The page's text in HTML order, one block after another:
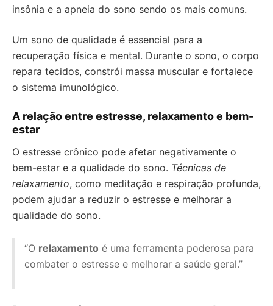
insônia e a apneia do sono sendo os mais comuns.
Um sono de qualidade é essencial para a
recuperação física e mental. Durante o sono, o corpo
repara tecidos, constrói massa muscular e fortalece
o sistema imunológico.
A relação entre estresse, relaxamento e bem-
estar
O estresse crônico pode afetar negativamente o
bem-estar e a qualidade do sono. Técnicas de
relaxamento, como meditação e respiração profunda,
podem ajudar a reduzir o estresse e melhorar a
qualidade do sono.
“O relaxamento é uma ferramenta poderosa para
combater o estresse e melhorar a saúde geral.”